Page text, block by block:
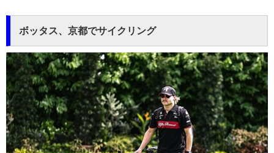
ボッタス、京都でサイクリング